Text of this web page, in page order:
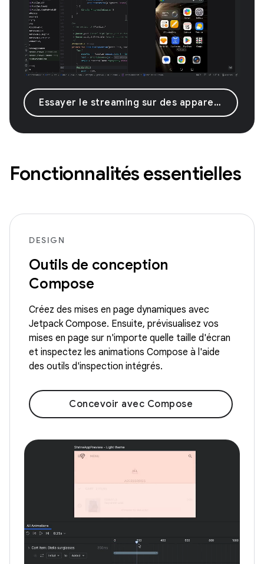
Essayer le streaming sur des appareils Android
Fonctionnalités essentielles
DESIGN
Outils de conception
Compose
Créez des mises en page dynamiques avec
Jetpack Compose. Ensuite, prévisualisez vos
mises en page sur n'importe quelle taille d'écran
et inspectez les animations Compose à l'aide
des outils d'inspection intégrés.
Concevoir avec Compose